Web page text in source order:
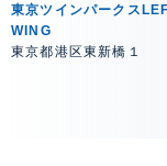
東京ツインパークス
WING
東京都港区東新橋１